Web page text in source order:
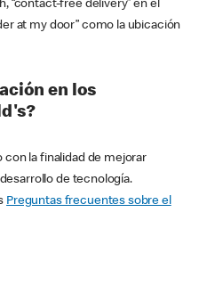
“contact-free delivery” en el
at my door” como la ubicación
en los
con la finalidad de mejorar
de tecnología.
Preguntas frecuentes sobre el